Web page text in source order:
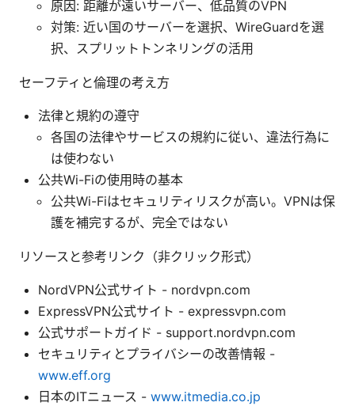
原因: 距離が遠いサーバー、低品質のVPN
対策: 近い国のサーバーを選択、WireGuardを選
択、スプリットトンネリングの活用
セーフティと倫理の考え方
法律と規約の遵守
各国の法律やサービスの規約に従い、違法行為に
は使わない
公共Wi-Fiの使用時の基本
公共Wi-Fiはセキュリティリスクが高い。VPNは保
護を補完するが、完全ではない
リソースと参考リンク（非クリック形式）
NordVPN公式サイト - nordvpn.com
ExpressVPN公式サイト - expressvpn.com
公式サポートガイド - support.nordvpn.com
セキュリティとプライバシーの改善情報 -
www.eff.org
日本のITニュース - www.itmedia.co.jp